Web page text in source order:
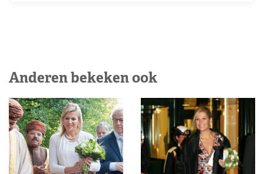
Anderen bekeken ook